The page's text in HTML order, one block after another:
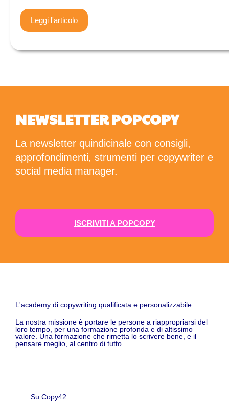
Leggi l'articolo
NEWSLETTER POPCOPY
La newsletter quindicinale con consigli,
approfondimenti, strumenti per copywriter e
social media manager.
ISCRIVITI A POPCOPY
L'academy di copywriting qualificata e personalizzabile.
La nostra missione è portare le persone a riappropriarsi del
loro tempo, per una formazione profonda e di altissimo
valore. Una formazione che rimetta lo scrivere bene, e il
pensare meglio, al centro di tutto.
Su Copy42